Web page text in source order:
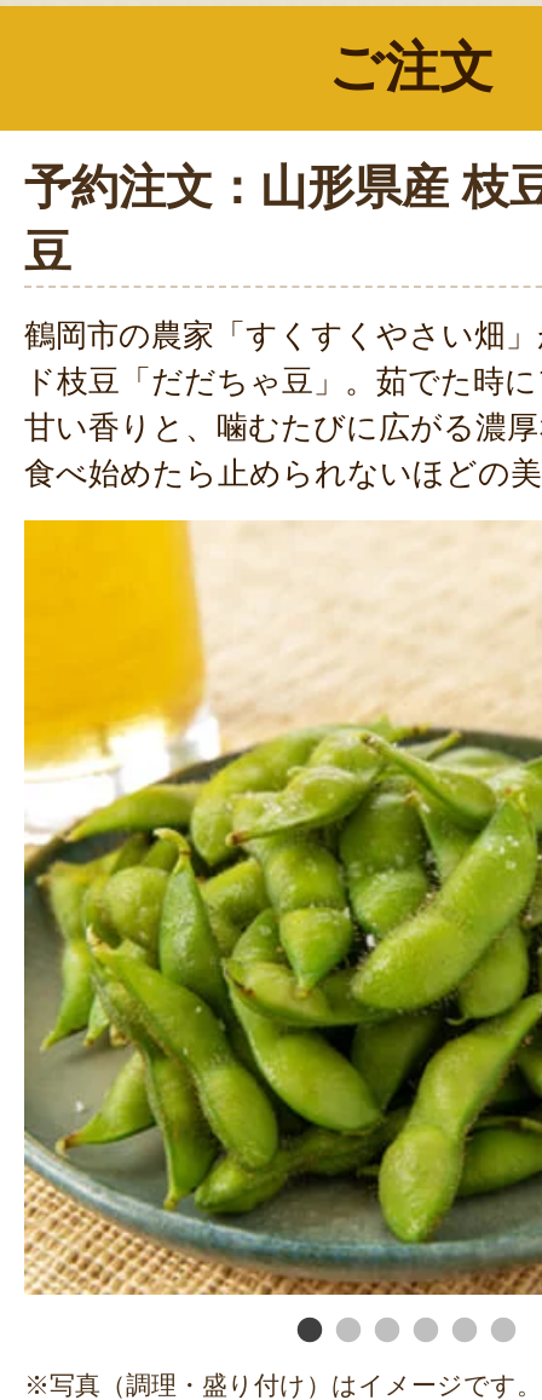
ご注文
予約注文：山形県産 枝
豆
鶴岡市の農家「すくすくやさい畑
ド枝豆「だだちゃ豆」。茹でた時
甘い香りと、噛むたびに広がる濃
食べ始めたら止められないほどの
※写真（調理・盛り付け）はイメージです。